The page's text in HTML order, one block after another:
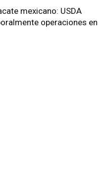
mexicano: USDA
operaciones en